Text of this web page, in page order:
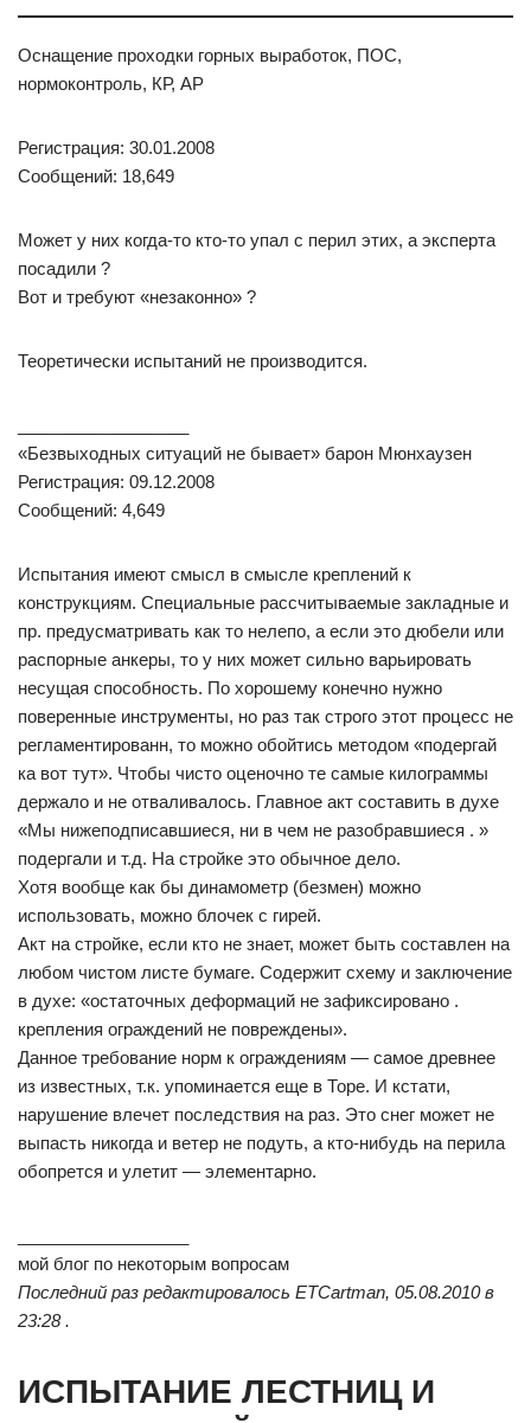
Оснащение проходки горных выработок, ПОС,
нормоконтроль, КР, АР
Регистрация: 30.01.2008
Сообщений: 18,649
Может у них когда-то кто-то упал с перил этих, а эксперта
посадили ?
Вот и требуют «незаконно» ?
Теоретически испытаний не производится.
«Безвыходных ситуаций не бывает» барон Мюнхаузен
Регистрация: 09.12.2008
Сообщений: 4,649
Испытания имеют смысл в смысле креплений к
конструкциям. Специальные рассчитываемые закладные и
пр. предусматривать как то нелепо, а если это дюбели или
распорные анкеры, то у них может сильно варьировать
несущая способность. По хорошему конечно нужно
поверенные инструменты, но раз так строго этот процесс не
регламентированн, то можно обойтись методом «подергай
ка вот тут». Чтобы чисто оценочно те самые килограммы
держало и не отваливалось. Главное акт составить в духе
«Мы нижеподписавшиеся, ни в чем не разобравшиеся . »
подергали и т.д. На стройке это обычное дело.
Хотя вообще как бы динамометр (безмен) можно
использовать, можно блочек с гирей.
Акт на стройке, если кто не знает, может быть составлен на
любом чистом листе бумаге. Содержит схему и заключение
в духе: «остаточных деформаций не зафиксировано .
крепления ограждений не повреждены».
Данное требование норм к ограждениям — самое древнее
из известных, т.к. упоминается еще в Торе. И кстати,
нарушение влечет последствия на раз. Это снег может не
выпасть никогда и ветер не подуть, а кто-нибудь на перила
обопрется и улетит — элементарно.
мой блог по некоторым вопросам
Последний раз редактировалось ETCartman, 05.08.2010 в
23:28 .
ИСПЫТАНИЕ ЛЕСТНИЦ И